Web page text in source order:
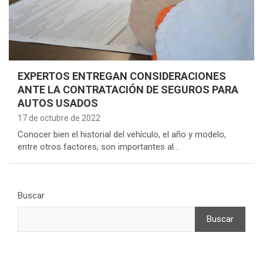
EXPERTOS ENTREGAN CONSIDERACIONES
ANTE LA CONTRATACIÓN DE SEGUROS PARA
AUTOS USADOS
17 de octubre de 2022
Conocer bien el historial del vehículo, el año y modelo,
entre otros factores, son importantes al…
Buscar
Buscar